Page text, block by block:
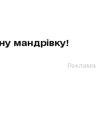
мандрівку!
Реклама